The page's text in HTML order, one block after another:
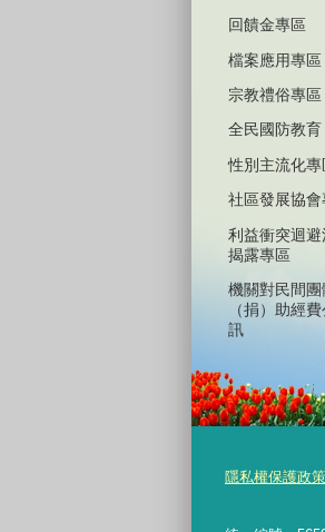
回饋金專區
檔案應用專區
宗教禮俗專區
全民國防教育
性別主流化專
社區發展協會
利益衝突迴
揭露專區
機關對民間團
（捐）助經
訊
隱私權保護政策